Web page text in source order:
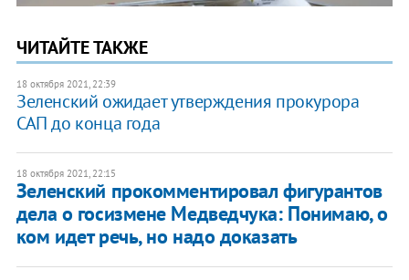
ЧИТАЙТЕ ТАКЖЕ
18 октября 2021, 22:39
Зеленский ожидает утверждения прокурора
САП до конца года
18 октября 2021, 22:15
Зеленский прокомментировал фигурантов
дела о госизмене Медведчука: Понимаю, о
ком идет речь, но надо доказать